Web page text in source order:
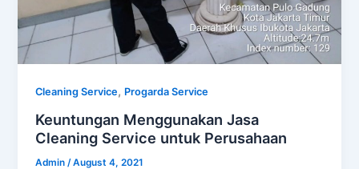
Cleaning Service, Progarda Service
Keuntungan Menggunakan Jasa
Cleaning Service untuk Perusahaan
Admin/August 4, 2021